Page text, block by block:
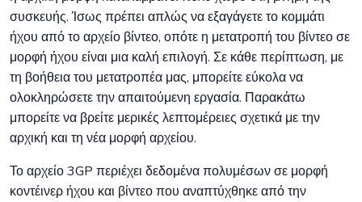
συσκευής. Ίσως πρέπει απλώς να εξαγάγετε το κομμάτι
ήχου από το αρχείο βίντεο, οπότε η μετατροπή του βίντεο σε
μορφή ήχου είναι μια καλή επιλογή. Σε κάθε περίπτωση, με
τη βοήθεια του μετατροπέα μας, μπορείτε εύκολα να
ολοκληρώσετε την απαιτούμενη εργασία. Παρακάτω
μπορείτε να βρείτε μερικές λεπτομέρειες σχετικά με την
αρχική και τη νέα μορφή αρχείου.
Το αρχείο 3GP περιέχει δεδομένα πολυμέσων σε μορφή
κοντέινερ ήχου και βίντεο που αναπτύχθηκε από την